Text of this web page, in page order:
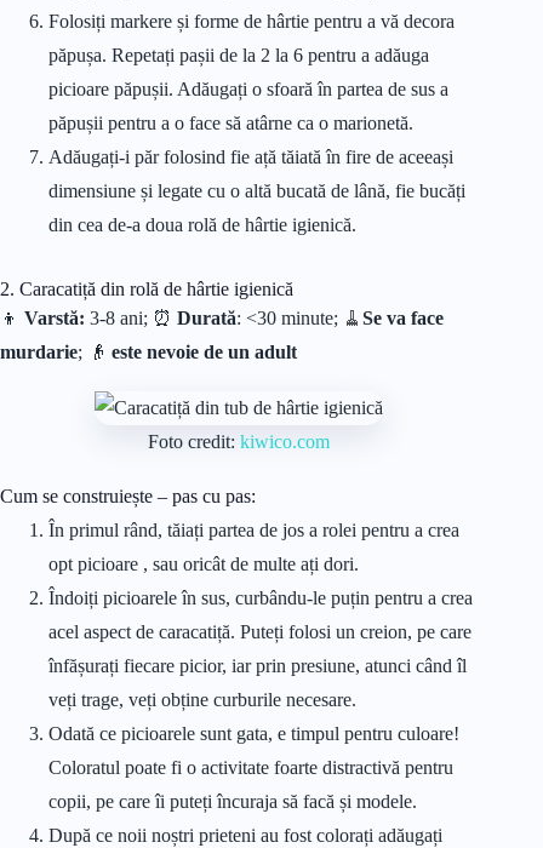
Folosiți markere și forme de hârtie pentru a vă decora
păpușa. Repetați pașii de la 2 la 6 pentru a adăuga
picioare păpușii. Adăugați o sfoară în partea de sus a
păpușii pentru a o face să atârne ca o marionetă.
Adăugați-i păr folosind fie ață tăiată în fire de aceeași
dimensiune și legate cu o altă bucată de lână, fie bucăți
din cea de-a doua rolă de hârtie igienică.
2. Caracatiță din rolă de hârtie igienică
👦 Varstă: 3-8 ani; ⏰ Durată: <30 minute; 🧹 Se va face
murdarie; 👴 este nevoie de un adult
Foto credit:kiwico.com
Cum se construiește – pas cu pas:
În primul rând, tăiați partea de jos a rolei pentru a crea
opt picioare , sau oricât de multe ați dori.
Îndoiți picioarele în sus, curbându-le puțin pentru a crea
acel aspect de caracatiță. Puteți folosi un creion, pe care
înfășurați fiecare picior, iar prin presiune, atunci când îl
veți trage, veți obține curburile necesare.
Odată ce picioarele sunt gata, e timpul pentru culoare!
Coloratul poate fi o activitate foarte distractivă pentru
copii, pe care îi puteți încuraja să facă și modele.
După ce noii noștri prieteni au fost colorați adăugați